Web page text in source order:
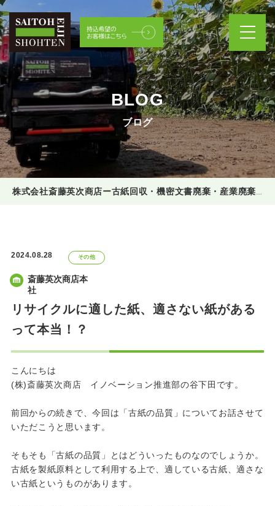
BLOG
ブログ
2024.08.28 その他
斎藤英次商店本
社
リサイクルに適した紙、適さない紙がある
って本当！？
こんにちは
(株)斎藤英次商店 イノベーション推進部の谷下田です。
前回からの続きで、今回は「古紙の品質」についてお話させて
いただこうと思います。
そもそも「古紙の品質」とはどういったものなのでしょうか。
古紙を製紙原料として利用する上で、適している古紙、適さな
い古紙というものがあります。